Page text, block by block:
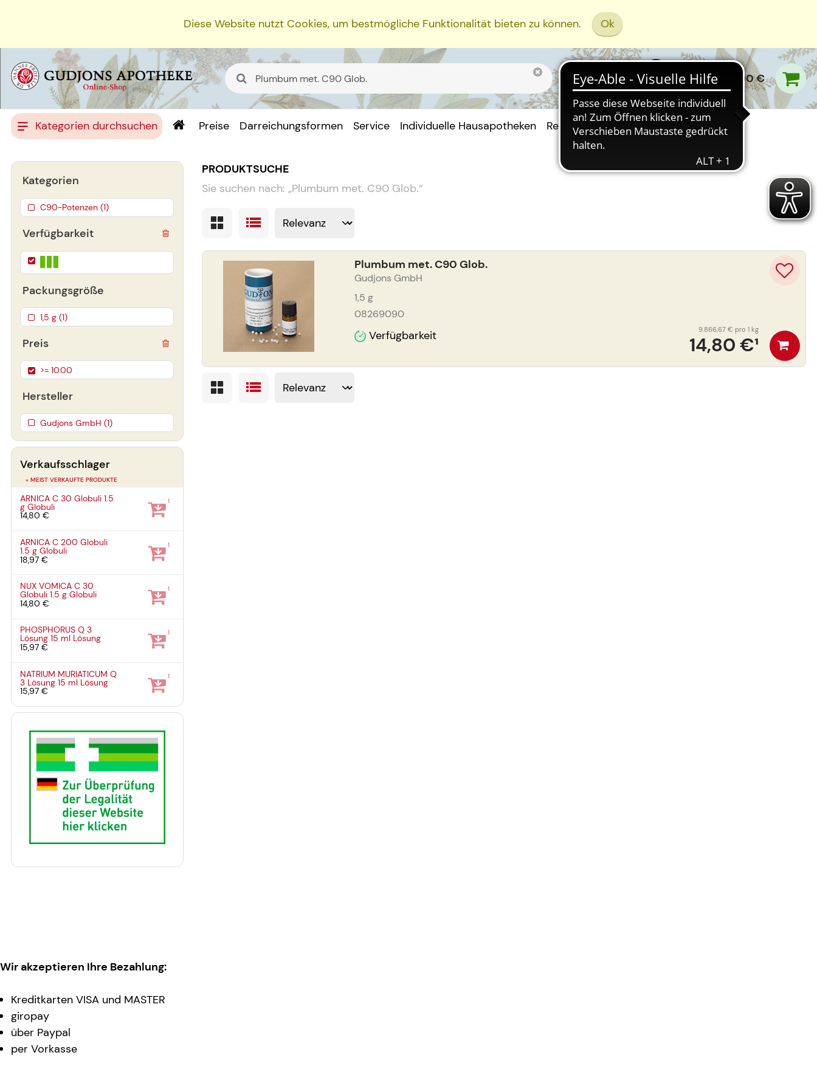
Diese Website nutzt Cookies, um bestmögliche Funktionalität bieten zu können. Ok
0,00 €
Kategorien durchsuchen Preise Darreichungsformen Service Individuelle Hausapotheken Rezept Einreichen
PRODUKTSUCHE
Sie suchen nach: „Plumbum met. C90 Glob.“
Plumbum met. C90 Glob.
Gudjons GmbH
1,5 g
08269090
Verfügbarkeit 14,80 €¹
9.866,67 € pro 1 kg
Verfügbarkeit
Packungsgröße
1,5 g (1)
Preis
>= 10.00
Hersteller
Gudjons GmbH (1)
Kategorien
C90-Potenzen (1)
Verkaufsschlager
» MEIST VERKAUFTE PRODUKTE
ARNICA C 30 Globuli1.5
gGlobuli
14,80 €
1
ARNICA C 200 Globuli
1.5 gGlobuli
18,97 €
1
NUX VOMICA C 30
Globuli1.5 gGlobuli
14,80 €
1
PHOSPHORUS Q 3
Lösung15 ml Lösung
15,97 €
1
NATRIUM MURIATICUM Q
3 Lösung15 ml Lösung
15,97 €
1
Wir akzeptieren Ihre Bezahlung:
Kreditkarten VISA und MASTER
giropay
über Paypal
per Vorkasse